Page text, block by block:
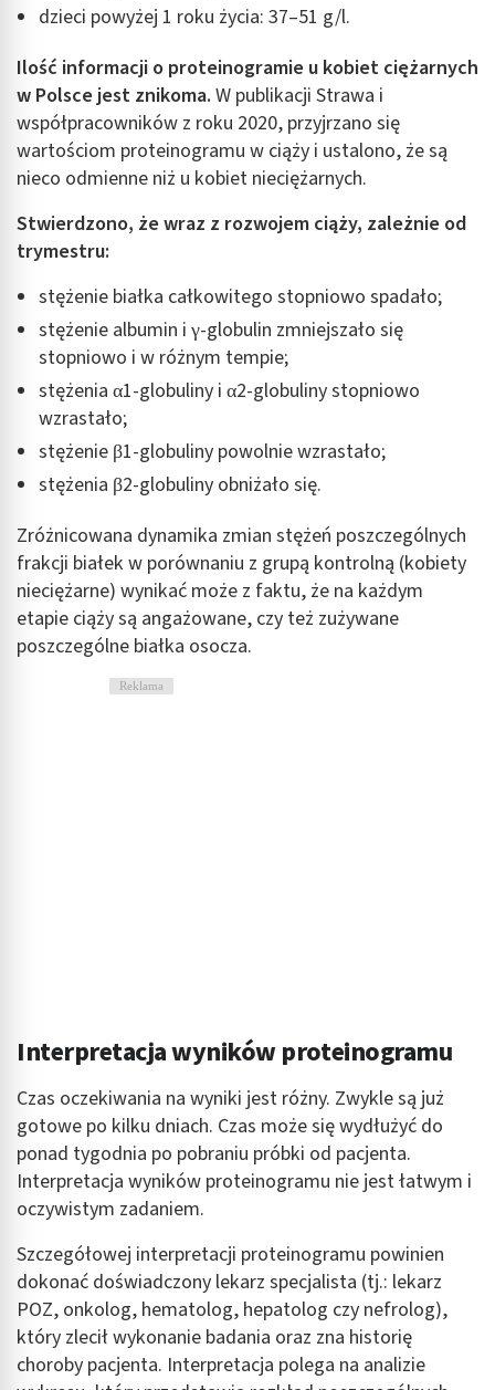
dzieci powyżej 1 roku życia: 37–51 g/l.
Ilość informacji o proteinogramie u kobiet ciężarnych
w Polsce jest znikoma.W publikacji Strawa i
współpracowników z roku 2020, przyjrzano się
wartościom proteinogramu w ciąży i ustalono, że są
nieco odmienne niż u kobiet nieciężarnych.
Stwierdzono, że wraz z rozwojem ciąży, zależnie od
trymestru:
stężenie białka całkowitego stopniowo spadało;
stężenie albumin i γ-globulin zmniejszało się
stopniowo i w różnym tempie;
stężenia α1-globuliny i α2-globuliny stopniowo
wzrastało;
stężenie β1-globuliny powolnie wzrastało;
stężenia β2-globuliny obniżało się.
Zróżnicowana dynamika zmian stężeń poszczególnych
frakcji białek w porównaniu z grupą kontrolną (kobiety
nieciężarne) wynikać może z faktu, że na każdym
etapie ciąży są angażowane, czy też zużywane
poszczególne białka osocza.
Reklama
Interpretacja wyników proteinogramu
Czas oczekiwania na wyniki jest różny. Zwykle są już
gotowe po kilku dniach. Czas może się wydłużyć do
ponad tygodnia po pobraniu próbki od pacjenta.
Interpretacja wyników proteinogramu nie jest łatwym i
oczywistym zadaniem.
Szczegółowej interpretacji proteinogramu powinien
dokonać doświadczony lekarz specjalista (tj.: lekarz
POZ, onkolog, hematolog, hepatolog czy nefrolog),
który zlecił wykonanie badania oraz zna historię
choroby pacjenta. Interpretacja polega na analizie